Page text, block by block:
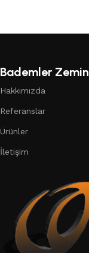
Bademler Zemin
Hakkımızda
Referanslar
Ürünler
İletişim